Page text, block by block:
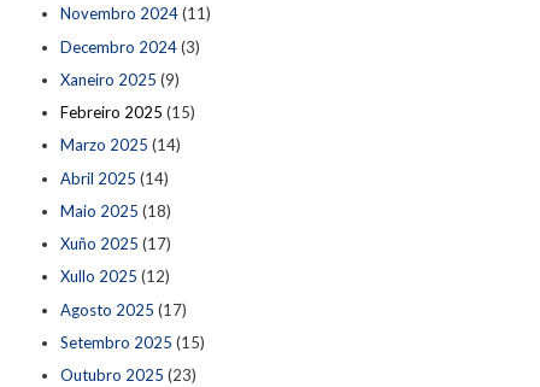
Novembro 2024(11)
Decembro 2024(3)
Xaneiro 2025 (9)
Febreiro 2025 (15)
Marzo 2025 (14)
Abril 2025 (14)
Maio 2025 (18)
Xuño 2025 (17)
Xullo 2025 (12)
Agosto 2025 (17)
Setembro 2025 (15)
Outubro 2025 (23)